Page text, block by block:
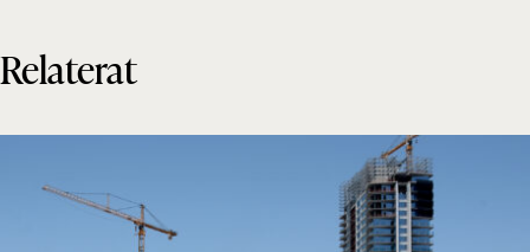
Relaterat